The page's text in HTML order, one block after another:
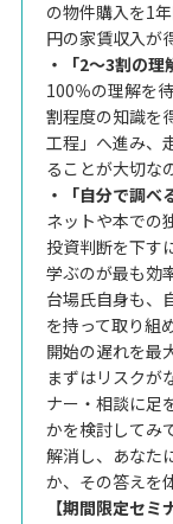
の物件購入を1
円の家賃収入が
・「2〜3割の
100％の理解を
割程度の知識を
工程」へ進み、
ることが大切な
・「自分で調べ
ネットや本での
投資判断を下す
学ぶのが最も効
台場氏自身も、
を持って取り組
開始の遅れを最
まずはリスクが
ナー・相談に足
かを検討してみ
解消し、あなた
か、その答えを
【期間限定セ